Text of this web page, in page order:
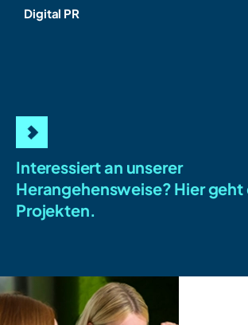
Digital PR
Interessiert an unserer
Herangehensweise? Hier geht
Projekten.